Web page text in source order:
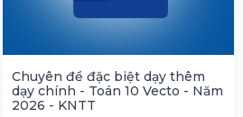
Chuyên đề đặc biệt dạy thêm
dạy chính - Toán 10 Vecto - Năm
2026 - KNTT